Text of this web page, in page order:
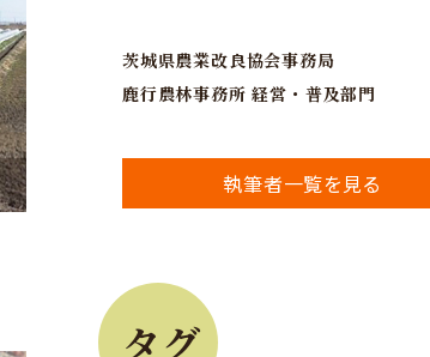
茨城県農業改良協会事務局
鹿行農林事務所 経営・普及部門
執筆者一覧を見る
タグ